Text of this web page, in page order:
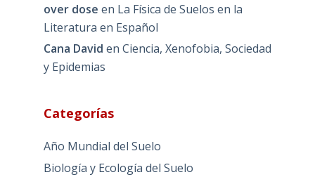
over dose en La Física de Suelos en la
Literatura en Español
Cana David en Ciencia, Xenofobia, Sociedad
y Epidemias
Categorías
Año Mundial del Suelo
Biología y Ecología del Suelo